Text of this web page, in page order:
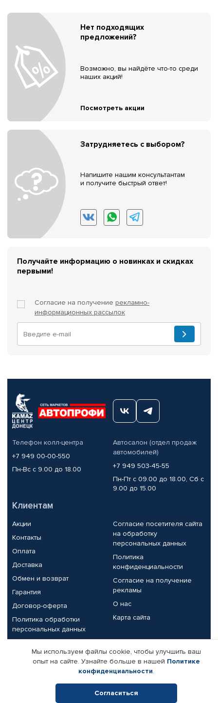
Нет подходящих
предложений?
Возможно, вы найдёте что-то среди
наших акций!
Посмотреть акции
Затрудняетесь с выбором?
Напишите нашим консультантам
и получите быстрый ответ!
Получайте информацию о новинках и скидках
первыми!
Согласие на получение рекламно-
информационных рассылок
Телефон колл-центра
+7 949 00-00-550
Пн-Вс с 9.00 до 18.00
Автосалон (отдел продаж
автомобилей)
+7 949 503-45-55
Пн-Пт с 09.00 до 18.00, Сб с
9.00 до 15.00
Клиентам
Акции
Контакты
Оплата
Доставка
Обмен и возврат
Гарантия
Договор-оферта
Политика обработки
персональных данных
Согласие посетителя сайта
на обработку
персональных данных
Политика
конфиденциальности
Согласие на получение
рекламы
О нас
Карта сайта
Партнерам
Корпоративным клиентам
Поставщикам
Реквизиты компании
Мы используем файлы cookie, чтобы улучшить ваш
опыт на сайте. Узнайте больше в нашей Политике
конфиденциальности.
Согласиться